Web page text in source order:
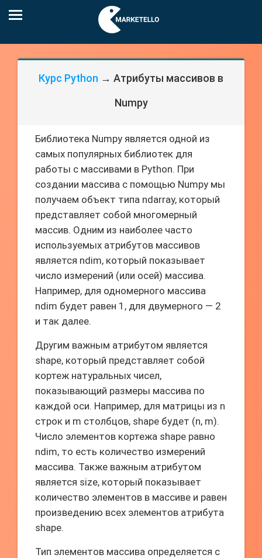
Курс Python → Атрибуты массивов в
Numpy
Библиотека Numpy является одной из
самых популярных библиотек для
работы с массивами в Python. При
создании массива с помощью Numpy мы
получаем объект типа ndarray, который
представляет собой многомерный
массив. Одним из наиболее часто
используемых атрибутов массивов
является ndim, который показывает
число измерений (или осей) массива.
Например, для одномерного массива
ndim будет равен 1, для двумерного — 2
и так далее.
Другим важным атрибутом является
shape, который представляет собой
кортеж натуральных чисел,
показывающий размеры массива по
каждой оси. Например, для матрицы из n
строк и m столбцов, shape будет (n, m).
Число элементов кортежа shape равно
ndim, то есть количество измерений
массива. Также важным атрибутом
является size, который показывает
количество элементов в массиве и равен
произведению всех элементов атрибута
shape.
Тип элементов массива определяется с